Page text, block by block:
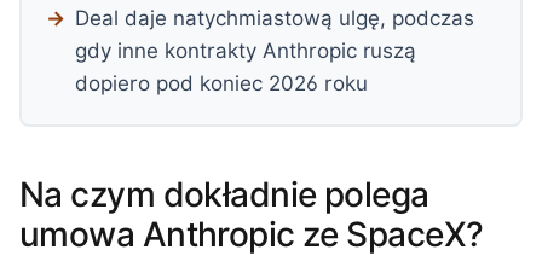
Deal daje natychmiastową ulgę, podczas
gdy inne kontrakty Anthropic ruszą
dopiero pod koniec 2026 roku
Na czym dokładnie polega
umowa Anthropic ze SpaceX?